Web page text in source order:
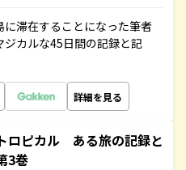
滞在することになった筆者
カルな45日間の記録と記
詳細を見る
ロピカル ある旅の記録と
3巻